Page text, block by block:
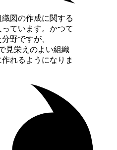
織図の作成に関する
ています。かつて
野ですが、
見栄えのよい組織
れるようになりま